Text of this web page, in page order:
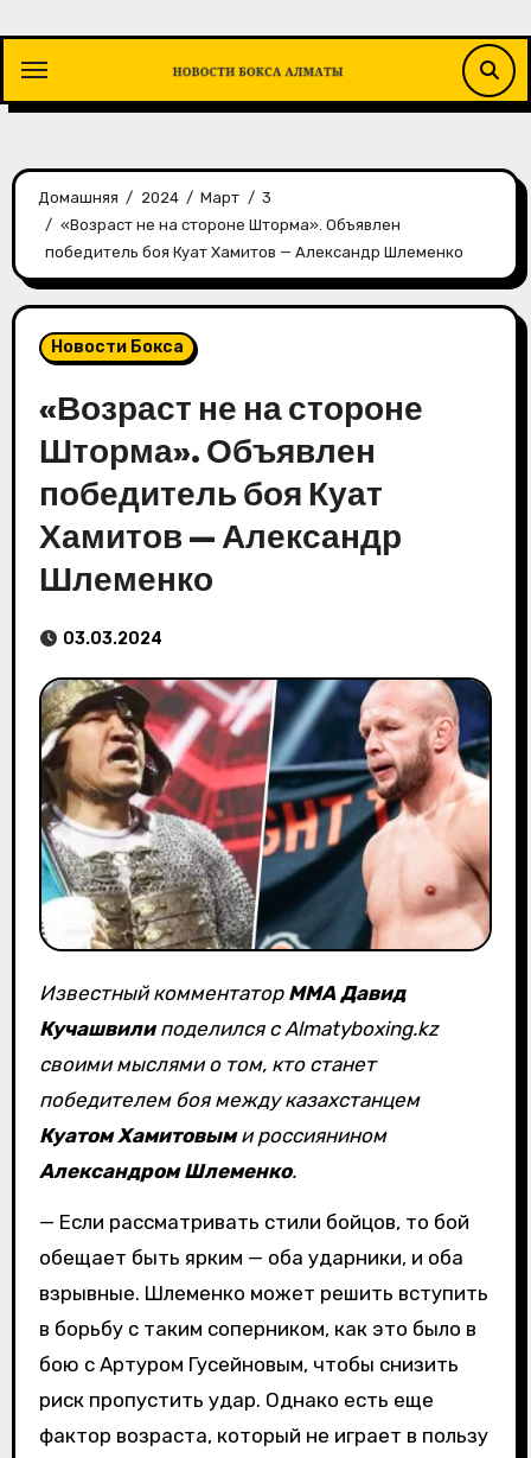
содержимому
Домашняя 2024 Март
3
«Возраст не на стороне Шторма». Объявлен
победитель боя Куат Хамитов — Александр Шлеменко
Новости Бокса
«Возраст не на стороне
Шторма». Объявлен
победитель боя Куат
Хамитов — Александр
Шлеменко
03.03.2024
Известный комментатор ММА Давид
Кучашвилиподелился с Almatyboxing.kz
своими мыслями о том, кто станет
победителем боя между казахстанцем
Куатом Хамитовыми россиянином
Александром Шлеменко.
— Если рассматривать стили бойцов, то бой
обещает быть ярким — оба ударники, и оба
взрывные. Шлеменко может решить вступить
в борьбу с таким соперником, как это было в
бою с Артуром Гусейновым, чтобы снизить
риск пропустить удар. Однако есть еще
фактор возраста, который не играет в пользу